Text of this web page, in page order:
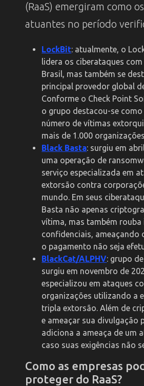
(RaaS) emergiram como
atuantes no período
LockBit: atualmente, o
lidera os ciberataques
Brasil, mas também se
principal provedor global
Conforme o Check Point
o grupo destacou-se como
número de vítimas
mais de 1.000
Black Basta: surgiu em
uma operação de
serviço especializada em
extorsão contra
mundo. Em seus
Basta não apenas
vítima, mas também
confidenciais, ameaçando
o pagamento não seja
BlackCat/ALPHV: grupo
surgiu em novembro de
especializou em ataques
organizações utilizando a
tripla extorsão. Além de
e ameaçar sua divulgação
adiciona a ameaça de um
caso suas exigências não
Como as empresas
proteger do RaaS?